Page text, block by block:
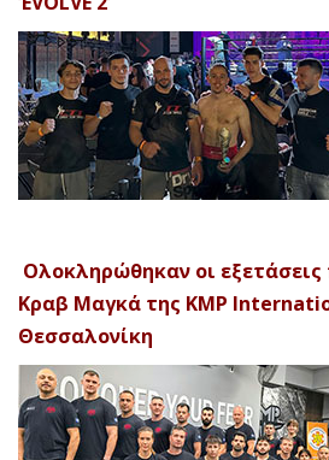
Ολοκληρώθηκαν οι
Κραβ Μαγκά της KMP
Θεσσαλονίκη